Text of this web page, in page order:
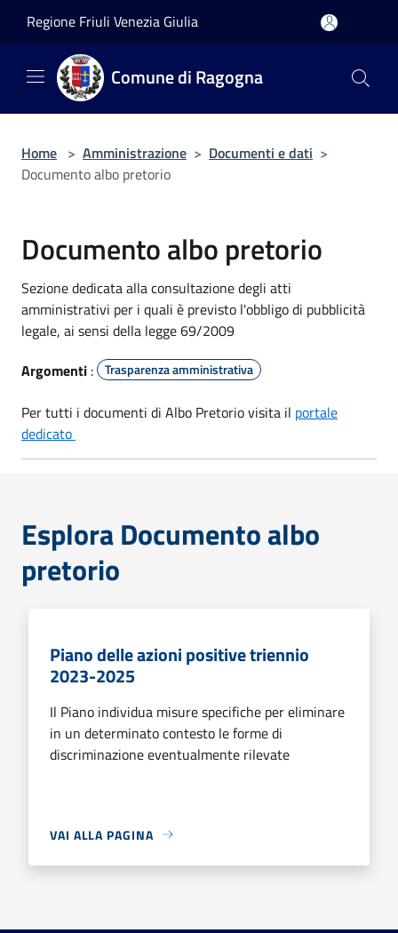
Regione Friuli Venezia Giulia
Comune di Ragogna
Home > Amministrazione > Documenti e dati >
Documento albo pretorio
Documento albo pretorio
Sezione dedicata alla consultazione degli atti
amministrativi per i quali è previsto l'obbligo di pubblicità
legale, ai sensi della legge 69/2009
Argomenti : Trasparenza amministrativa
Per tutti i documenti di Albo Pretorio visita il portale
dedicato
Esplora Documento albo
pretorio
Piano delle azioni positive triennio
2023-2025
Il Piano individua misure specifiche per eliminare
in un determinato contesto le forme di
discriminazione eventualmente rilevate
VAI ALLA PAGINA